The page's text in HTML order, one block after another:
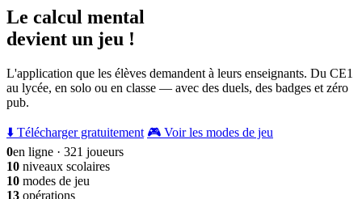
Le calcul mental
devient un jeu !
L'application que les élèves demandent à leurs enseignants. Du CE1
au lycée, en solo ou en classe — avec des duels, des badges et zéro
pub.
⬇️ Télécharger gratuitement 🎮 Voir les modes de jeu
0en ligne · 321 joueurs
10 niveaux scolaires
10 modes de jeu
13 opérations